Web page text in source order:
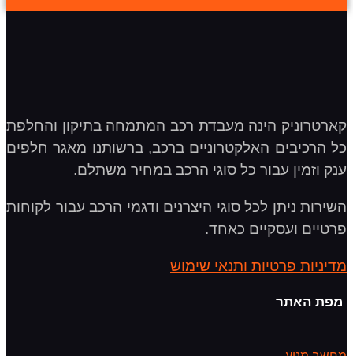
קארטרוניק הינה מעבדת רכב המתמחה בתיקון והחלפת
כל הרכיבים האלקטרוניים ברכב, ברשותנו מאגר חלפים
ענק וזמין עבור כל סוגי הרכב במחיר משתלם.
השירות ניתן לכל סוגי היצרנים ודגמי הרכב עבור לקוחות
פרטיים ועסקיים כאחד.
מדיניות פרטיות ותנאי שימוש
מפת האתר